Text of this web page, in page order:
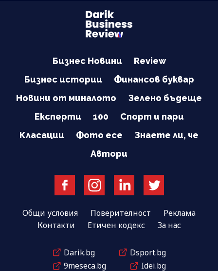
Бизнес Новини
Review
Бизнес истории
Финансов буквар
Новини от миналото
Зелено бъдеще
Експерти
100
Спорт и пари
Класации
Фото есе
Знаете ли, че
Автори
Общи условия Поверителност
Реклама
Контакти
Етичен кодекс За нас
Darik.bg
Dsport.bg
9meseca.bg
Idei.bg